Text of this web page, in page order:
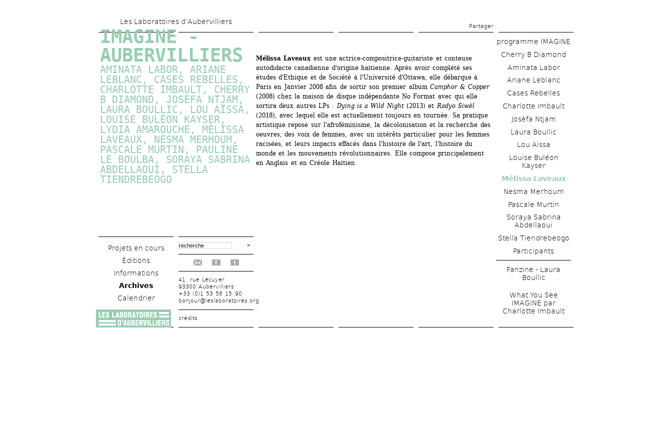
contenu
Les Laboratoires d’Aubervilliers
Partager
IMAGINE -
AUBERVILLIERS
AMINATA LABOR, ARIANE
LEBLANC, CASES REBELLES,
CHARLOTTE IMBAULT, CHERRY
B DIAMOND, JOSÈFA NTJAM,
LAURA BOULLIC, LOU AÏSSA,
LOUISE BULÉON KAYSER,
LYDIA AMAROUCHE, MÉLISSA
LAVEAUX, NESMA MERHOUM,
PASCALE MURTIN , PAULINE
LE BOULBA, SORAYA SABRINA
ABDELLAOUI, STELLA
TIENDREBEOGO
Projets en cours
Éditions
Informations
Archives
Calendrier
f t
41, rue Lécuyer
93300 Aubervilliers
+33 (0)1 53 56 15 90
bonjour@leslaboratoires.org
crédits
Mélissa Laveaux est une actrice-compositrice-guitariste et conteuse
autodidacte canadienne d'origine haïtienne. Après avoir complété ses
études d'Ethique et de Société à l'Université d'Ottawa, elle débarque à
Paris en Janvier 2008 afin de sortir son premier album Camphor & Copper
(2008) chez la maison de disque indépendante No Format avec qui elle
sortira deux autres LPs : Dying is a Wild Night(2013) et Radyo Siwèl
(2018), avec lequel elle est actuellement toujours en tournée. Sa pratique
artistique repose sur l'afroféminisme, la décolonisation et la recherche des
oeuvres, des voix de femmes, avec un intérêts particulier pour les femmes
racisées, et leurs impacts effacés dans l'histoire de l'art, l'histoire du
monde et les mouvements révolutionnaires. Elle compose principalement
en Anglais et en Créole Haïtien.
programme IMAGINE
Cherry B Diamond
Aminata Labor
Ariane Leblanc
Cases Rebelles
Charlotte Imbault
Josèfa Ntjam
Laura Boullic
Lou Aïssa
Louise Buléon
Kayser
Mélissa Laveaux
Nesma Merhoum
Pascale Murtin
Soraya Sabrina
Abdellaoui
Stella Tiendrebeogo
Fanzine - Laura
Boullic
What You See
IMAGINE par
Charlotte Imbault